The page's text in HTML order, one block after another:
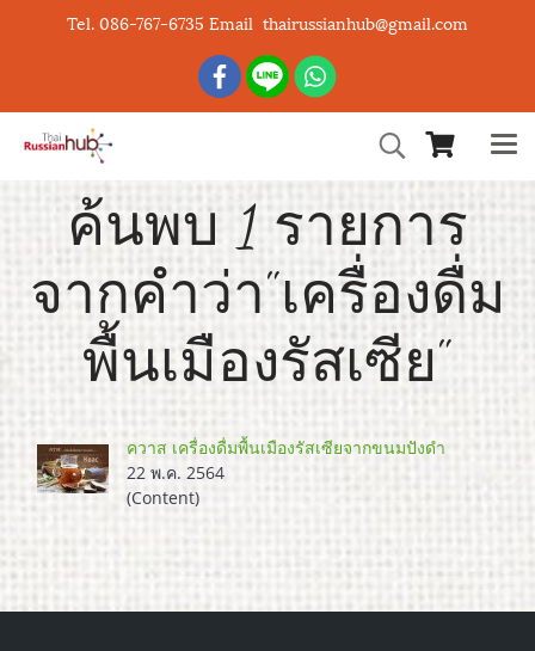
Tel. 086-767-6735 Email thairussianhub@gmail.com
ค้นพบ 1 รายการ
จากคำว่า"เครื่องดื่ม
พื้นเมืองรัสเซีย"
ควาส เครื่องดื่มพื้นเมืองรัสเซียจากขนมปังดำ
22 พ.ค. 2564
(Content)